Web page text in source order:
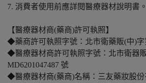
7. 消費者使用前應詳閱醫療器材說明書。
【醫療器材商(藥商)許可執照】
◆藥商許可執照字號：北市衛藥販(中)字
◆醫療器材商許可執照字號：北市衛器
MD6201047487 號
◆醫療器材商(藥商)名稱：三友藥妝股份